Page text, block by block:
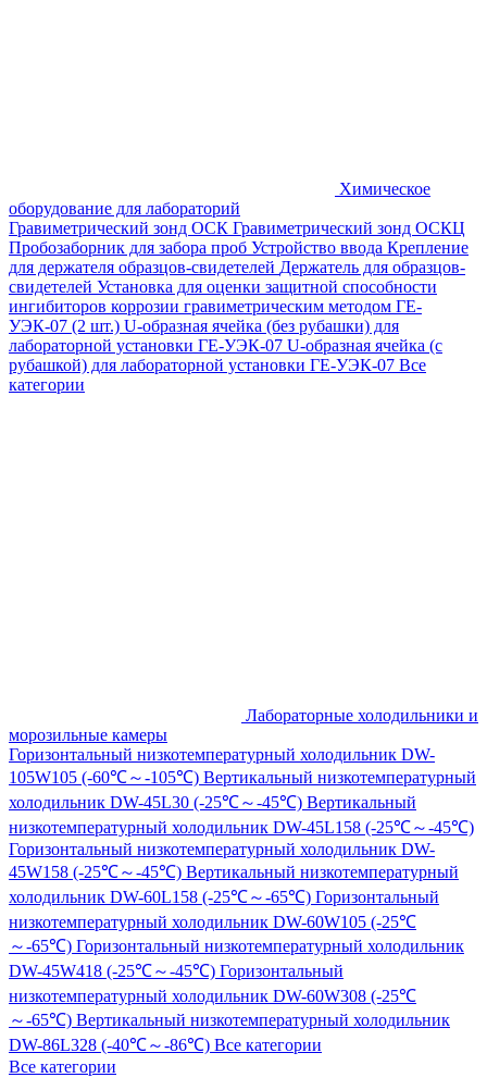
Химическое
оборудование для лабораторий
Гравиметрический зонд ОСК Гравиметрический зонд ОСКЦ
Пробозаборник для забора проб Устройство ввода Крепление
для держателя образцов-свидетелей Держатель для образцов-
свидетелей Установка для оценки защитной способности
ингибиторов коррозии гравиметрическим методом ГЕ-
УЭК-07 (2 шт.) U-образная ячейка (без рубашки) для
лабораторной установки ГЕ-УЭК-07 U-образная ячейка (с
рубашкой) для лабораторной установки ГЕ-УЭК-07 Все
категории
Лабораторные холодильники и
морозильные камеры
Горизонтальный низкотемпературный холодильник DW-
105W105 (-60℃～-105℃) Вертикальный низкотемпературный
холодильник DW-45L30 (-25℃～-45℃) Вертикальный
низкотемпературный холодильник DW-45L158 (-25℃～-45℃)
Горизонтальный низкотемпературный холодильник DW-
45W158 (-25℃～-45℃) Вертикальный низкотемпературный
холодильник DW-60L158 (-25℃～-65℃) Горизонтальный
низкотемпературный холодильник DW-60W105 (-25℃
～-65℃) Горизонтальный низкотемпературный холодильник
DW-45W418 (-25℃～-45℃) Горизонтальный
низкотемпературный холодильник DW-60W308 (-25℃
～-65℃) Вертикальный низкотемпературный холодильник
DW-86L328 (-40℃～-86℃) Все категории
Все категории